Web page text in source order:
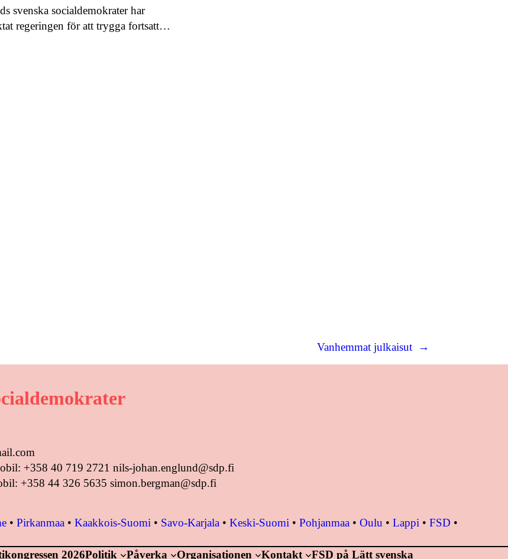
svenska socialdemokrater har
regeringen för att trygga fortsatt…
Vanhemmat julkaisut →
+358 40 719 2721 nils-johan.englund@sdp.fi
+358 44 326 5635 simon.bergman@sdp.fi
• Pirkanmaa • Kaakkois-Suomi • Savo-Karjala • Keski-Suomi • Pohjanmaa • Oulu • Lappi • FSD •
2026Politik Påverka Organisationen Kontakt FSD på Lätt svenska